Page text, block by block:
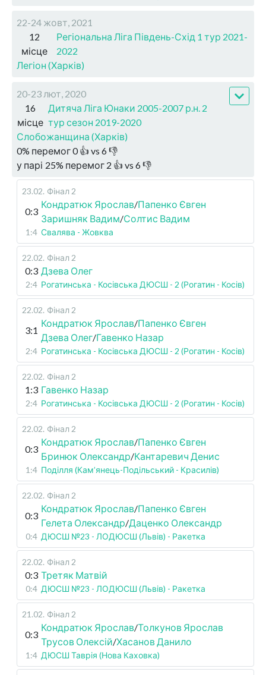
22-24 жовт, 2021
12
місце
Регіональна Ліга Південь-Схід 1 тур 2021-
2022
Легіон (Харків)
20-23 лют, 2020
16
місце
Дитяча Ліга Юнаки 2005-2007 р.н. 2
тур сезон 2019-2020
Слобожанщина (Харків)
0% перемог0👍 vs 6👎
у парі 25% перемог 2 👍 vs 6👎
23.02. Фінал 2
0:3
Кондратюк Ярослав/Папенко Євген
Заришняк Вадим/Солтис Вадим
1:4 Свалява - Жовква
22.02. Фінал 2
0:3 Дзева Олег
2:4 Рогатинська - Косівська ДЮСШ - 2 (Рогатин - Косів)
22.02. Фінал 2
3:1
Кондратюк Ярослав/Папенко Євген
Дзева Олег/Гавенко Назар
2:4 Рогатинська - Косівська ДЮСШ - 2 (Рогатин - Косів)
22.02. Фінал 2
1:3 Гавенко Назар
2:4 Рогатинська - Косівська ДЮСШ - 2 (Рогатин - Косів)
22.02. Фінал 2
0:3
Кондратюк Ярослав/Папенко Євген
Бринюк Олександр/Кантаревич Денис
1:4 Поділля (Кам’янець-Подільський - Красилів)
22.02. Фінал 2
0:3
Кондратюк Ярослав/Папенко Євген
Гелета Олександр/Даценко Олександр
0:4 ДЮСШ №23 - ЛОДЮСШ (Львів) - Ракетка
22.02. Фінал 2
0:3 Третяк Матвій
0:4 ДЮСШ №23 - ЛОДЮСШ (Львів) - Ракетка
21.02. Фінал 2
0:3
Кондратюк Ярослав/Толкунов Ярослав
Трусов Олексій/Хасанов Данило
1:4 ДЮСШ Таврія (Нова Каховка)